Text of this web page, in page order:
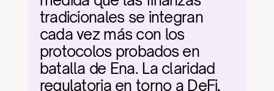
tradicionales se integran
cada vez más con los
protocolos probados en
batalla de Ena. La claridad
regulatoria en torno a DeFi,